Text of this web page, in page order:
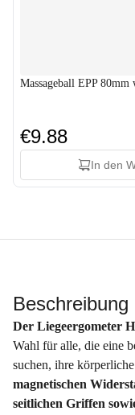
Massageball EPP 80mm
€9.88
In den
Beschreibung
Der Liegeergometer
Wahl für alle, die eine
suchen, ihre
magnetischen
seitlichen Griffen